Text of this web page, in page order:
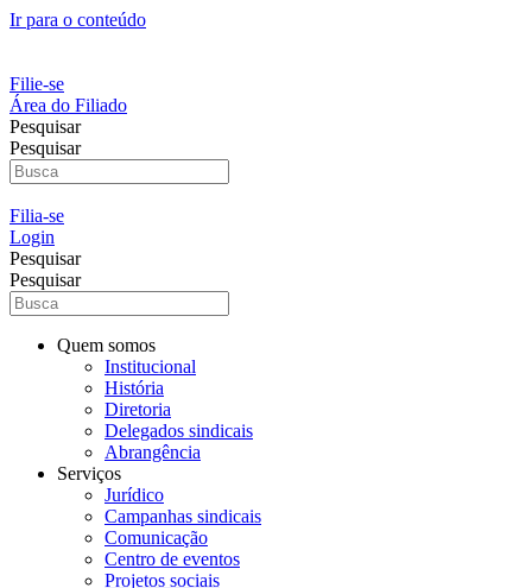
Ir para o conteúdo
Filie-se
Área do Filiado
Pesquisar
Pesquisar
Filia-se
Login
Pesquisar
Pesquisar
Quem somos
Institucional
História
Diretoria
Delegados sindicais
Abrangência
Serviços
Jurídico
Campanhas sindicais
Comunicação
Centro de eventos
Projetos sociais